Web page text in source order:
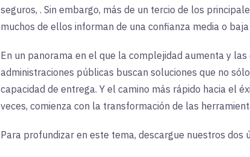
seguros, . Sin embargo, más de un tercio de los
muchos de ellos informan de una confianza media o
En un panorama en el que la complejidad aumenta y
administraciones públicas buscan soluciones que no
capacidad de entrega. Y el camino más rápido hacia el
veces, comienza con la transformación de las
Para profundizar en este tema, descargue nuestros